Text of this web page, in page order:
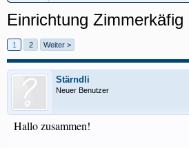
Einrichtung Zimmerkäfig
1 2 Weiter >
Stärndli
Neuer Benutzer
Hallo zusammen!